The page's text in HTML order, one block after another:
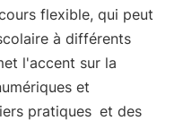
flexible, qui peut
à différents
l'accent sur la
et
pratiques et des